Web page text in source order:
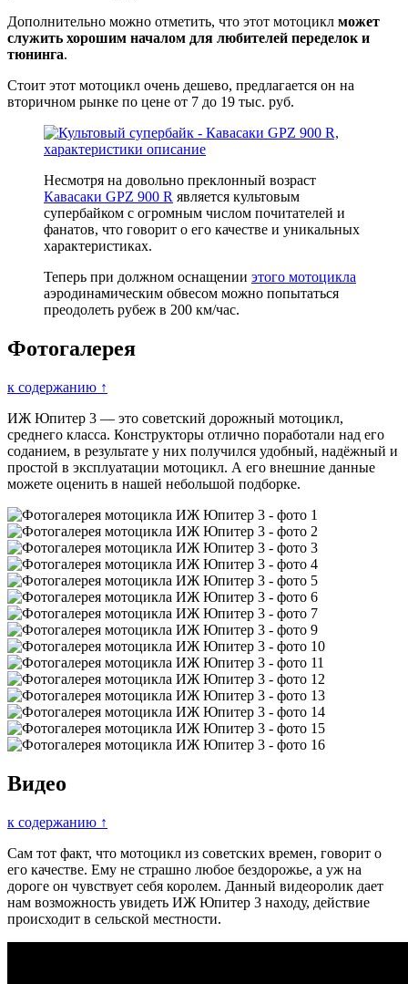
Дополнительно можно отметить, что этот мотоцикл может
служить хорошим началом для любителей переделок и
тюнинга.
Стоит этот мотоцикл очень дешево, предлагается он на
вторичном рынке по цене от 7 до 19 тыс. руб.
Несмотря на довольно преклонный возраст
Кавасаки GPZ 900 R является культовым
супербайком с огромным числом почитателей и
фанатов, что говорит о его качестве и уникальных
характеристиках.
Теперь при должном оснащении этого мотоцикла
аэродинамическим обвесом можно попытаться
преодолеть рубеж в 200 км/час.
Фотогалерея
к содержанию ↑
ИЖ Юпитер 3 — это советский дорожный мотоцикл,
среднего класса. Конструкторы отлично поработали над его
соданием, в результате у них получился удобный, надёжный и
простой в эксплуатации мотоцикл. А его внешние данные
можете оценить в нашей небольшой подборке.
Видео
к содержанию ↑
Сам тот факт, что мотоцикл из советских времен, говорит о
его качестве. Ему не страшно любое бездорожье, а уж на
дороге он чувствует себя королем. Данный видеоролик дает
нам возможность увидеть ИЖ Юпитер 3 находу, действие
происходит в сельской местности.